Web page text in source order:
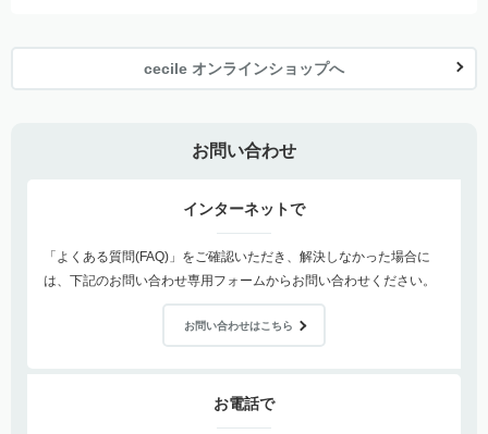
cecile オンラインショップへ
お問い合わせ
インターネットで
「よくある質問(FAQ)」をご確認いただき、解決しなかった場合に
は、下記のお問い合わせ専用フォームからお問い合わせください。
お問い合わせはこちら
お電話で